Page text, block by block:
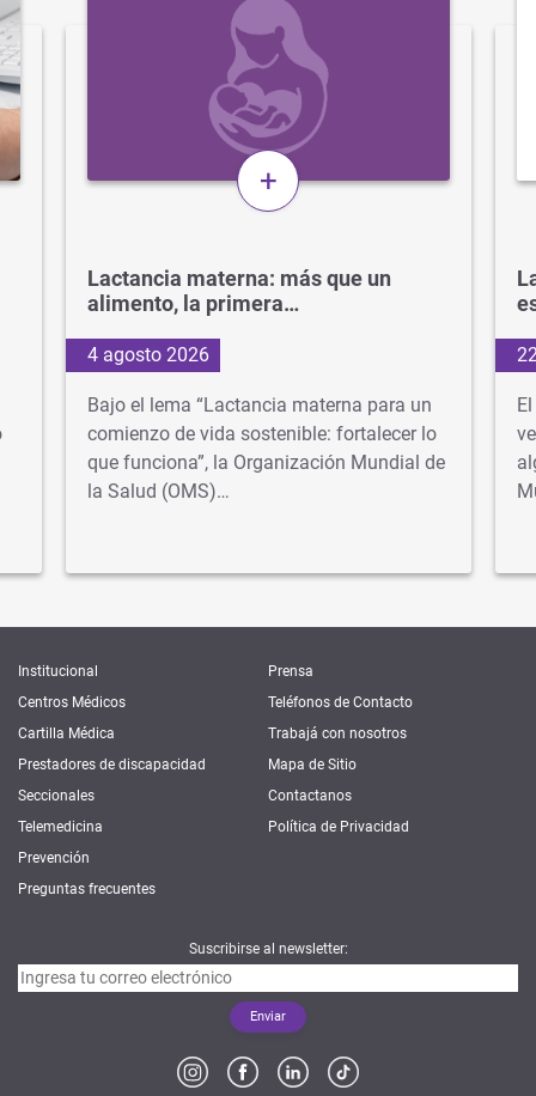
+
Lactancia materna: más que un
alimento, la primera…
4 agosto 2026
Bajo el lema “Lactancia materna para un
comienzo de vida sostenible: fortalecer lo
que funciona”, la Organización Mundial de
la Salud (OMS)…
Institucional
Centros Médicos
Cartilla Médica
Prestadores de discapacidad
Seccionales
Telemedicina
Prevención
Preguntas frecuentes
Prensa
Teléfonos de Contacto
Trabajá con nosotros
Mapa de Sitio
Contactanos
Política de Privacidad
Suscribirse al newsletter: